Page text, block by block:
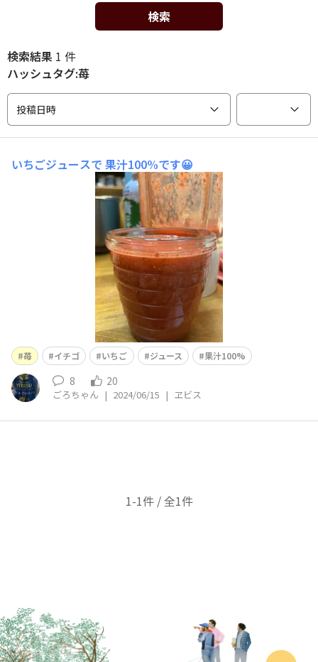
検索
検索結果 1 件
ハッシュタグ:苺
投稿日時
いちごジュースで 果汁100%です😀
苺 イチゴ いちご ジュース 果汁100%
8 20
ごろちゃん | 2024/06/15 | ヱビス
1-1件 / 全1件